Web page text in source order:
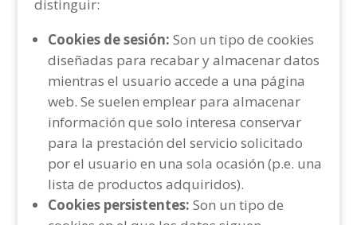
distinguir:
Cookies de sesión: Son un tipo de cookies
diseñadas para recabar y almacenar datos
mientras el usuario accede a una página
web. Se suelen emplear para almacenar
información que solo interesa conservar
para la prestación del servicio solicitado
por el usuario en una sola ocasión (p.e. una
lista de productos adquiridos).
Cookies persistentes: Son un tipo de